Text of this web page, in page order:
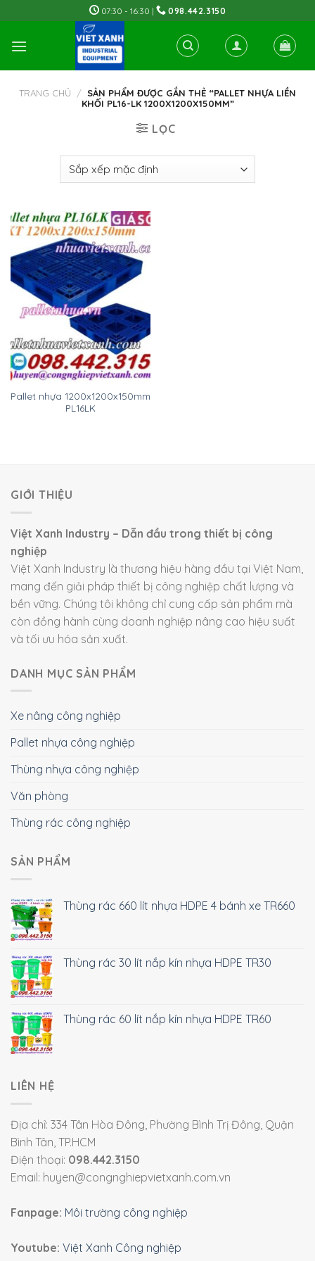
to
content
07:30 - 16:30 | 098.442.3150
TRANG CHỦ / SẢN PHẨM ĐƯỢC GẮN THẺ “PALLET NHỰA LIỀN
KHỐI PL16-LK 1200X1200X150MM”
LỌC
Pallet nhựa 1200x1200x150mm
PL16LK
GIỚI THIỆU
Việt Xanh Industry – Dẫn đầu trong thiết bị công
nghiệp
Việt Xanh Industry là thương hiệu hàng đầu tại Việt Nam,
mang đến giải pháp thiết bị công nghiệp chất lượng và
bền vững. Chúng tôi không chỉ cung cấp sản phẩm mà
còn đồng hành cùng doanh nghiệp nâng cao hiệu suất
và tối ưu hóa sản xuất.
DANH MỤC SẢN PHẨM
Xe nâng công nghiệp
Pallet nhựa công nghiệp
Thùng nhựa công nghiệp
Văn phòng
Thùng rác công nghiệp
SẢN PHẨM
Thùng rác 660 lít nhựa HDPE 4 bánh xe TR660
Thùng rác 30 lít nắp kín nhựa HDPE TR30
Thùng rác 60 lít nắp kín nhựa HDPE TR60
LIÊN HỆ
Địa chỉ: 334 Tân Hòa Đông, Phường Bình Trị Đông, Quận
Bình Tân, TP.HCM
Điện thoại: 098.442.3150
Email: huyen@congnghiepvietxanh.com.vn
Fanpage: Môi trường công nghiệp
Youtube: Việt Xanh Công nghiệp